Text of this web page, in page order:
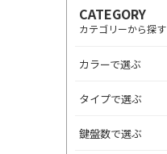
CATEGORY
カテゴリーから探す
カラーで選ぶ
タイプで選ぶ
鍵盤数で選ぶ